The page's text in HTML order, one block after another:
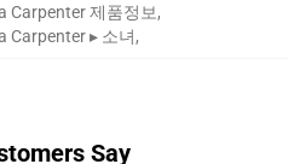
Carpenter 제품정보,
Carpenter ▸ 소녀,
Say